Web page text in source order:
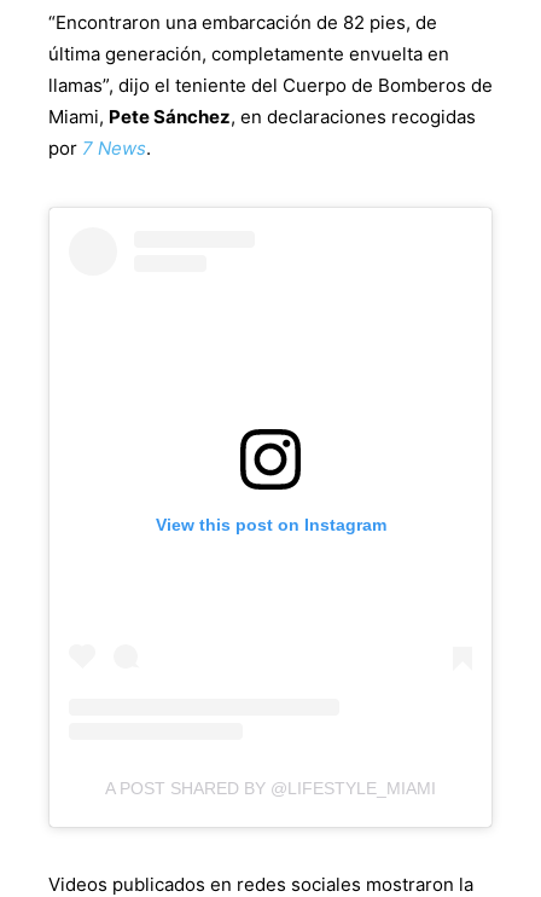
“Encontraron una embarcación de 82 pies, de
última generación, completamente envuelta en
llamas”, dijo el teniente del Cuerpo de Bomberos de
Miami, Pete Sánchez, en declaraciones recogidas
por 7 News.
View this post on Instagram
A POST SHARED BY @LIFESTYLE_MIAMI
Videos publicados en redes sociales mostraron la